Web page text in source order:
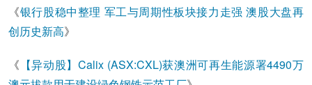
《银行股稳中整理 军工与周期性板块接力走强 澳股大盘再
创历史新高》
《 【异动股】Calix (ASX:CXL)获澳洲可再生能源署4490万